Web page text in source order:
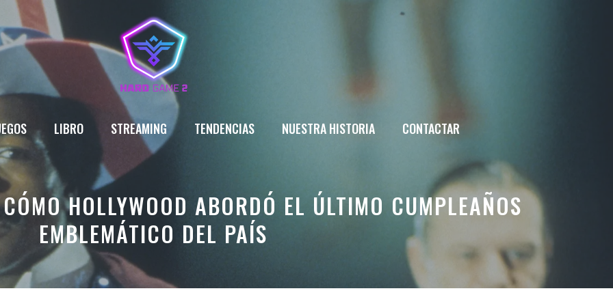
LIBRO STREAMING TENDENCIAS NUESTRA HISTORIA CONTACTAR
HOLLYWOOD ABORDÓ EL ÚLTIMO CUMPLEAÑOS
EMBLEMÁTICO DEL PAÍS